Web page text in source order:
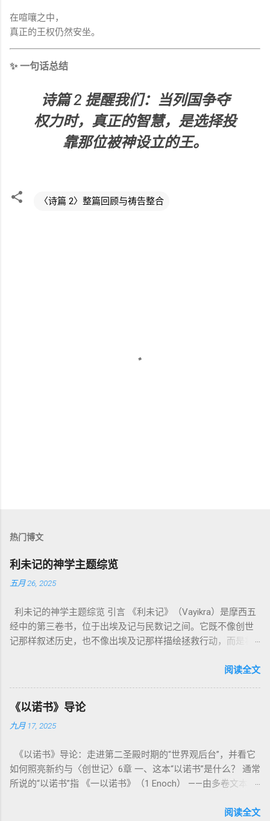
在喧嚷之中，
真正的王权仍然安坐。
✨ 一句话总结
诗篇 2 提醒我们：当列国争夺
权力时，真正的智慧，是选择投
靠那位被神设立的王。
〈诗篇 2〉整篇回顾与祷告整合
热门博文
利未记的神学主题综览
五月 26, 2025
利未记的神学主题综览 引言 《利未记》（Vayikra）是摩西五
经中的第三卷书，位于出埃及记与民数记之间。它既不像创世
记那样叙述历史，也不像出埃及记那样描绘拯救行动，而是将
内容看似仪式化，《利未记》却揭示了 神的临在如何规范人类
为我耶和华你们的神是圣洁的。”（利未记19:2） 这节经文构成
整卷书的中心神学。希伯来文“קָדוֹשׁ”（kadosh）不仅意味着道
德上的圣洁，更意味着“分别出来”、“归属于神”。 《利未记》教
中活出“圣洁”。圣洁不仅是内心态度，更是生活方式。 二、献
祭制度：与神相交的通道 前七章详细描述五种祭： 燔祭
（olah）：全然献上，象征奉献与赎罪； 素祭 （minchah）：
团契的象征； 赎罪祭 （chatat）：针对无意之罪的遮盖； 赎愆
阅读全文
《以诺书》导论
九月 17, 2025
《以诺书》导论：走进第二圣殿时期的“世界观后台”，并看它
如何照亮新约与〈创世记〉6章 一、这本“以诺书”是什么？ 通常
所说的“以诺书”指 《一以诺书》（1 Enoch） ——由多卷文本构
世纪），虽不在犹太/基督教主流正典之内（ 埃塞俄比亚正教
阅读全文